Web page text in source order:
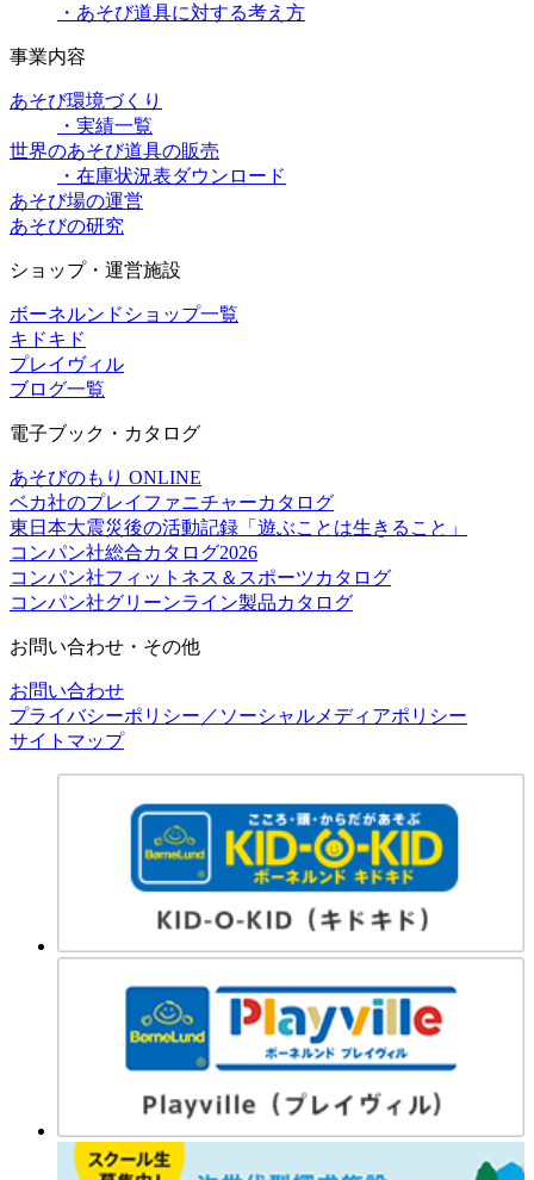
・あそび道具に対する考え方
事業内容
あそび環境づくり
・実績一覧
世界のあそび道具の販売
・在庫状況表ダウンロード
あそび場の運営
あそびの研究
ショップ・運営施設
ボーネルンドショップ一覧
キドキド
プレイヴィル
ブログ一覧
電子ブック・カタログ
あそびのもり ONLINE
ベカ社のプレイファニチャーカタログ
東日本大震災後の活動記録「遊ぶことは生きること」
コンパン社総合カタログ2026
コンパン社フィットネス＆スポーツカタログ
コンパン社グリーンライン製品カタログ
お問い合わせ・その他
お問い合わせ
プライバシーポリシー／ソーシャルメディアポリシー
サイトマップ